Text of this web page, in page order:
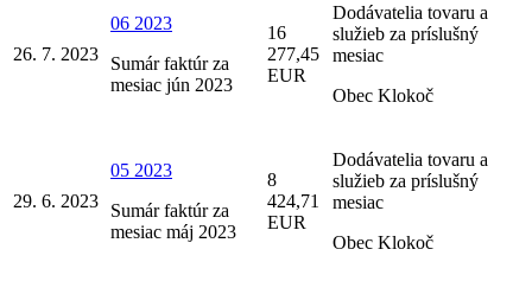
26. 7. 2023
06 2023
Sumár faktúr za
mesiac jún 2023
16
277,45
EUR
Dodávatelia tovaru a
služieb za príslušný
mesiac
Obec Klokoč
29. 6. 2023
05 2023
Sumár faktúr za
mesiac máj 2023
8
424,71
EUR
Dodávatelia tovaru a
služieb za príslušný
mesiac
Obec Klokoč